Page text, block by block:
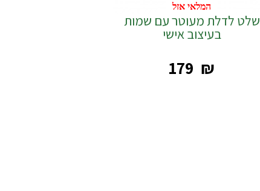
המלאי אזל
שלט לדלת מעוטר עם שמות
בעיצוב אישי
‎179 ₪